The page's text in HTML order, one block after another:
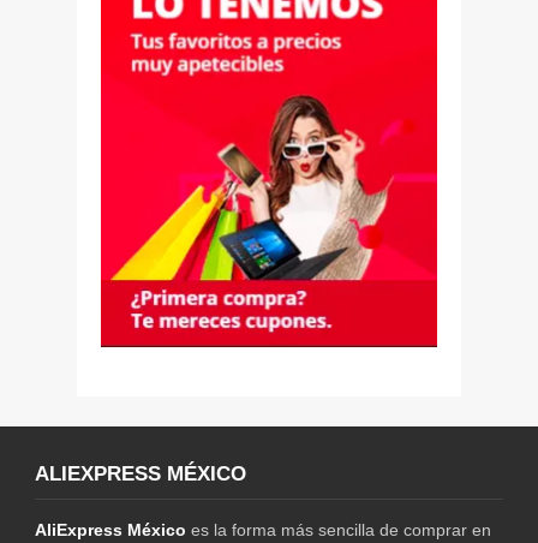
ALIEXPRESS MÉXICO
AliExpress México es la forma más sencilla de comprar en